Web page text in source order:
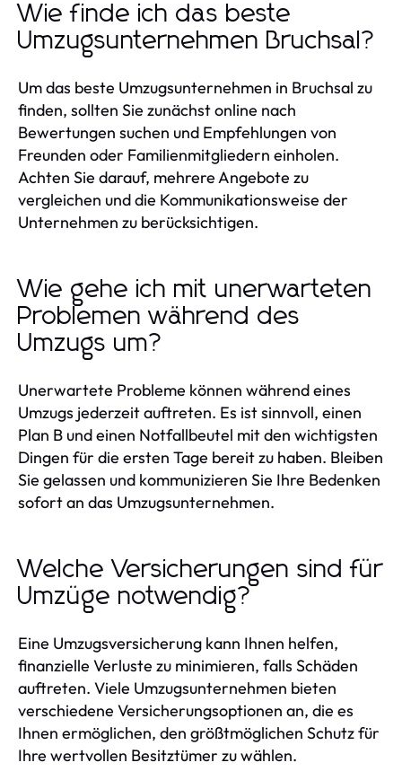
Wie finde ich das beste
Umzugsunternehmen Bruchsal?
Um das beste Umzugsunternehmen in Bruchsal zu
finden, sollten Sie zunächst online nach
Bewertungen suchen und Empfehlungen von
Freunden oder Familienmitgliedern einholen.
Achten Sie darauf, mehrere Angebote zu
vergleichen und die Kommunikationsweise der
Unternehmen zu berücksichtigen.
Wie gehe ich mit unerwarteten
Problemen während des
Umzugs um?
Unerwartete Probleme können während eines
Umzugs jederzeit auftreten. Es ist sinnvoll, einen
Plan B und einen Notfallbeutel mit den wichtigsten
Dingen für die ersten Tage bereit zu haben. Bleiben
Sie gelassen und kommunizieren Sie Ihre Bedenken
sofort an das Umzugsunternehmen.
Welche Versicherungen sind für
Umzüge notwendig?
Eine Umzugsversicherung kann Ihnen helfen,
finanzielle Verluste zu minimieren, falls Schäden
auftreten. Viele Umzugsunternehmen bieten
verschiedene Versicherungsoptionen an, die es
Ihnen ermöglichen, den größtmöglichen Schutz für
Ihre wertvollen Besitztümer zu wählen.